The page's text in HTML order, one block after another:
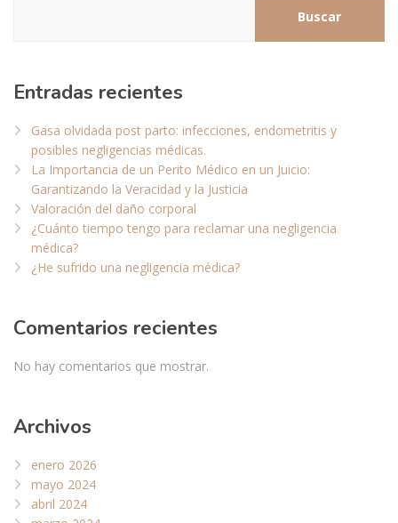
Buscar
Entradas recientes
Gasa olvidada post parto: infecciones, endometritis y
posibles negligencias médicas.
La Importancia de un Perito Médico en un Juicio:
Garantizando la Veracidad y la Justicia
Valoración del daño corporal
¿Cuánto tiempo tengo para reclamar una negligencia
médica?
¿He sufrido una negligencia médica?
Comentarios recientes
No hay comentarios que mostrar.
Archivos
enero 2026
mayo 2024
abril 2024